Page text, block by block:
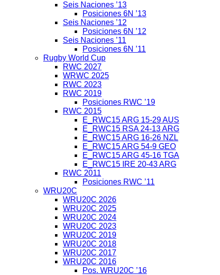
Seis Naciones ’13
Posiciones 6N ’13
Seis Naciones ’12
Posiciones 6N ’12
Seis Naciones ’11
Posiciones 6N ’11
Rugby World Cup
RWC 2027
WRWC 2025
RWC 2023
RWC 2019
Posiciones RWC ’19
RWC 2015
E_RWC15 ARG 15-29 AUS
E_RWC15 RSA 24-13 ARG
E_RWC15 ARG 16-26 NZL
E_RWC15 ARG 54-9 GEO
E_RWC15 ARG 45-16 TGA
E_RWC15 IRE 20-43 ARG
RWC 2011
Posiciones RWC ’11
WRU20C
WRU20C 2026
WRU20C 2025
WRU20C 2024
WRU20C 2023
WRU20C 2019
WRU20C 2018
WRU20C 2017
WRU20C 2016
Pos. WRU20C ’16